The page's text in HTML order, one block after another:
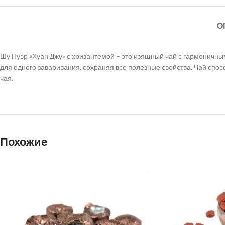
Шу Пуэр «Хуан Джу» с хризантемой – это изящный чай с
для одного заваривания, сохраняя все полезные свойства. Чай
чая.
Похожие